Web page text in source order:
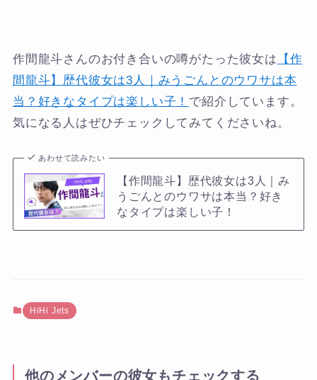
作間龍斗さんのお付き合いの噂がたった彼女は 【作
間龍斗】歴代彼女は3人｜みうごんとのウワサは本
当？好きなタイプは楽しい子！ で紹介しています。
気になる人はぜひチェックしてみてくださいね。
あわせて読みたい
【作間龍斗】歴代彼女は3人｜み
うごんとのウワサは本当？好き
なタイプは楽しい子！
HiHi Jets
他のメンバーの彼女もチェックする